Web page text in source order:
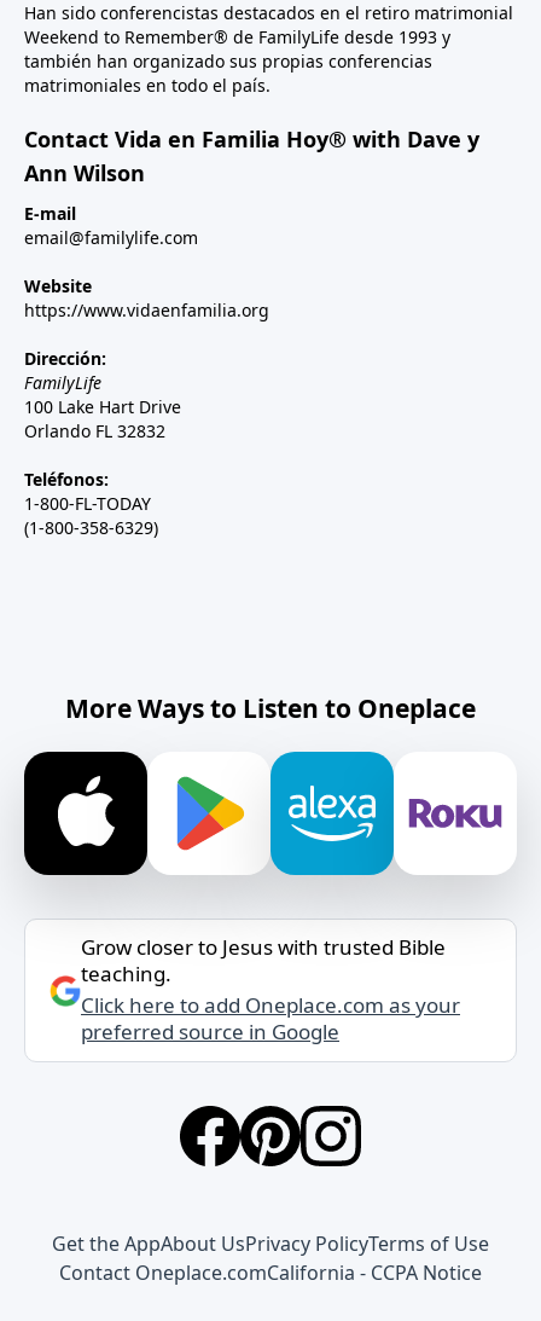
Han sido conferencistas destacados en el retiro matrimonial
Weekend to Remember® de FamilyLife desde 1993 y
también han organizado sus propias conferencias
matrimoniales en todo el país.
Contact Vida en Familia Hoy® with Dave y
Ann Wilson
E-mail
email@familylife.com
Website
https://www.vidaenfamilia.org
Dirección:
FamilyLife
100 Lake Hart Drive
Orlando FL 32832
Teléfonos:
1-800-FL-TODAY
(1-800-358-6329)
More Ways to Listen to Oneplace
Grow closer to Jesus with trusted Bible
teaching.
Click here to add Oneplace.com as your
preferred source in Google
Get the AppAbout UsPrivacy PolicyTerms of Use
Contact Oneplace.comCalifornia - CCPA Notice